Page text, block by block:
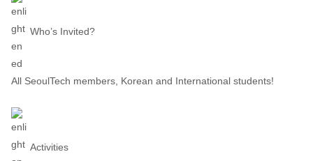
Who’s Invited?
All SeoulTech members, Korean and International students!
Activities